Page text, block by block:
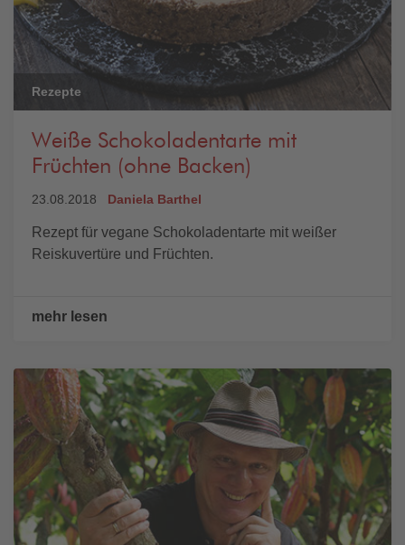
Rezepte
Weiße Schokoladentarte mit
Früchten (ohne Backen)
23.08.2018 Daniela Barthel
Rezept für vegane Schokoladentarte mit weißer
Reiskuvertüre und Früchten.
mehr lesen